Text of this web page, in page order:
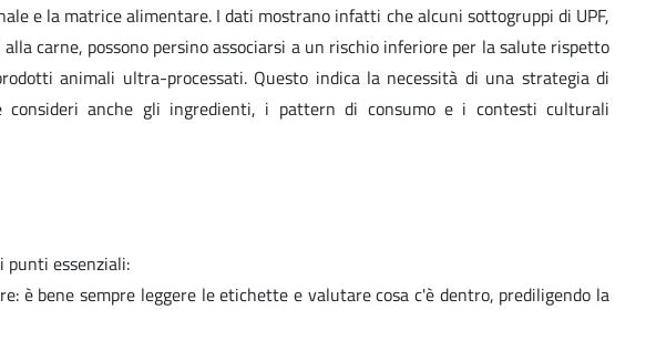
e la matrice alimentare. I dati mostrano infatti che alcuni sottogruppi di UPF,
carne, possono persino associarsi a un rischio inferiore per la salute rispetto
animali ultra-processati. Questo indica la necessità di una strategia di
anche gli ingredienti, i pattern di consumo e i contesti culturali
punti essenziali:
sempre leggere le etichette e valutare cosa c'è dentro, prediligendo la